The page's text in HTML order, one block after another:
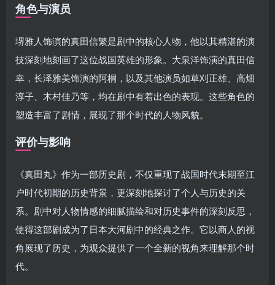
角色与演员
堺雅人饰演的真田信繁是剧中的核心人物，他以其精湛的演
技深刻地刻画了这位战国英雄的形象。大泉洋饰演的真田信
幸，长泽雅美饰演的阿桐，以及其他演员如草刈正雄、高畑
淳子、木村佳乃等，均在剧中有着出色的表现。这些角色的
塑造丰富了剧情，展现了那个时代的人物风貌。
评价与影响
《真田丸》作为一部历史剧，不仅重现了战国时代末期至江
户时代初期的历史背景，更深刻地探讨了个人与历史的关
系。剧中对人物情感的细腻描绘和对历史事件的深刻反思，
使得这部剧成为了日本大河剧中的经典之作。它以商人的视
角展现了历史，为观众提供了一个全新的视角来理解那个时
代。